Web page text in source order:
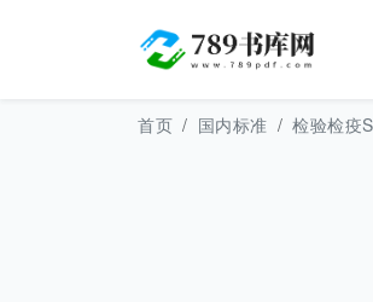
首页 国内标准 检验检疫